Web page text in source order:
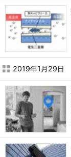
2019年1月29日